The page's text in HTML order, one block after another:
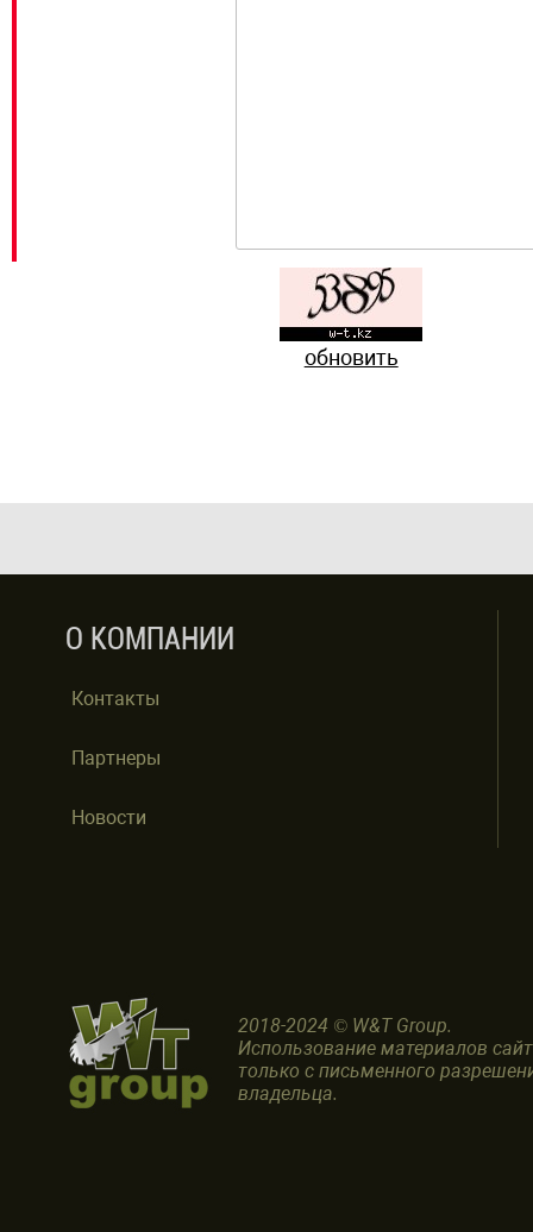
обновить
О КОМПАНИИ
Контакты
Партнеры
Новости
2018-2024 © W&T Group.
Использование материалов
только с письменного
владельца.